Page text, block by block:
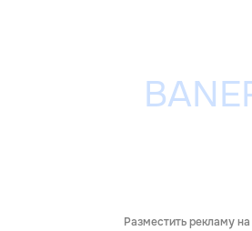
Разместить рекламу